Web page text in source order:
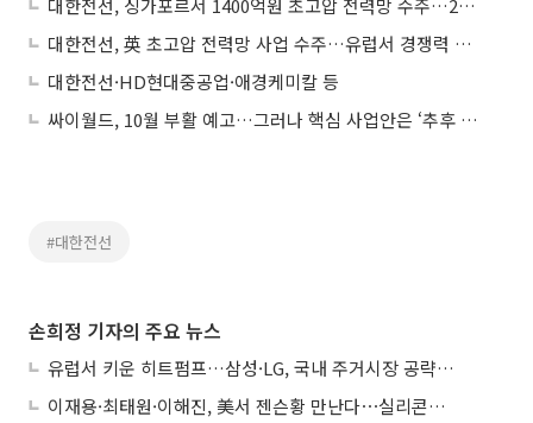
대한전선, 싱가포르서 1400억원 초고압 전력망 수주…2년간 누적 1조원
대한전선, 英 초고압 전력망 사업 수주…유럽서 경쟁력 재입증
대한전선·HD현대중공업·애경케미칼 등
싸이월드, 10월 부활 예고…그러나 핵심 사업안은 ‘추후 공개’
#대한전선
손희정 기자의 주요 뉴스
유럽서 키운 히트펌프…삼성·LG, 국내 주거시장 공략 ‘속도’
이재용·최태원·이해진, 美서 젠슨황 만난다⋯실리콘밸리 집결하는 AI리더